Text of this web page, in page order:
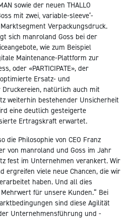
sowie der neuen THALLO
mit zwei‚ variable-sleeve‘-
Verpackungsdruck.
sich manroland Goss bei der
wie zum Beispiel
Maintenance-Plattform zur
oder «PARTICIPATE», der
Ersatz- und
natürlich auch mit
weiterhin bestehender Unsicherheit
eine deutlich gesteigerte
Ertragskraft erwartet.
die Philosophie von CEO Franz
von manroland und Goss im Jahr
fest im Unternehmen verankert. Wir
ergreifen viele neue Chancen, die wir
haben. Und all dies
für unsere Kunden.“ Bei
sind diese Agilität
Unternehmensführung und -